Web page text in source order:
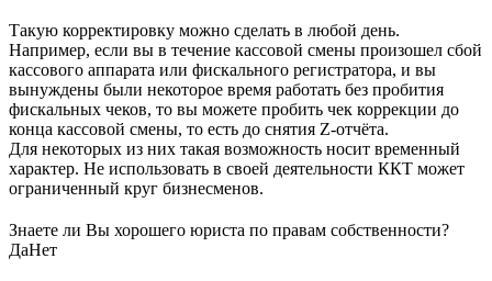
Такую корректировку можно сделать в любой день.
Например, если вы в течение кассовой смены произошел сбой
кассового аппарата или фискального регистратора, и вы
вынуждены были некоторое время работать без пробития
фискальных чеков, то вы можете пробить чек коррекции до
конца кассовой смены, то есть до снятия Z-отчёта.
Для некоторых из них такая возможность носит временный
характер. Не использовать в своей деятельности ККТ может
ограниченный круг бизнесменов.
Знаете ли Вы хорошего юриста по правам собственности?
ДаНет